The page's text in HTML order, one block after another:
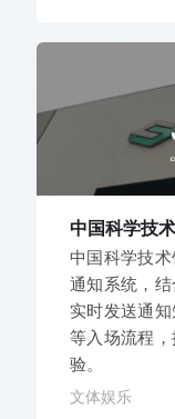
中国科学技
中国科学技
通知系统，
实时发送通
等入场流程
验。
文体娱乐